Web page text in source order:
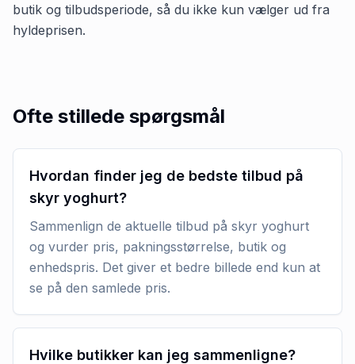
butik og tilbudsperiode, så du ikke kun vælger ud fra
hyldeprisen.
Ofte stillede spørgsmål
Hvordan finder jeg de bedste tilbud på
skyr yoghurt?
Sammenlign de aktuelle tilbud på skyr yoghurt
og vurder pris, pakningsstørrelse, butik og
enhedspris. Det giver et bedre billede end kun at
se på den samlede pris.
Hvilke butikker kan jeg sammenligne?